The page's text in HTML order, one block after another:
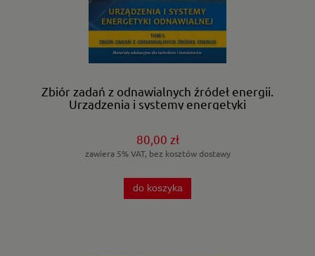
Zbiór zadań z odnawialnych źródeł energii.
Urządzenia i systemy energetyki
80,00 zł
zawiera 5% VAT, bez kosztów dostawy
do koszyka